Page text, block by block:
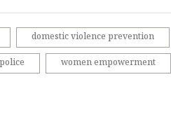
domestic violence prevention
women empowerment